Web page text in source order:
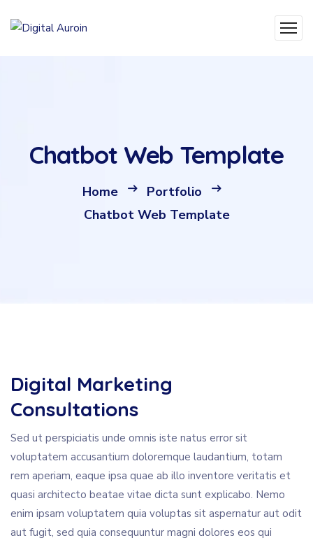
Chatbot Web Template
Home
Portfolio
Chatbot Web Template
Digital Marketing
Consultations
Sed ut perspiciatis unde omnis iste natus error sit
voluptatem accusantium doloremque laudantium, totam
rem aperiam, eaque ipsa quae ab illo inventore veritatis et
quasi architecto beatae vitae dicta sunt explicabo. Nemo
enim ipsam voluptatem quia voluptas sit aspernatur aut odit
aut fugit, sed quia consequuntur magni dolores eos qui